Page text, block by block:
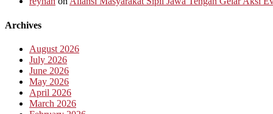
Archives
August 2026
July 2026
June 2026
May 2026
April 2026
March 2026